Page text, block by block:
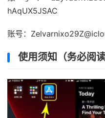
hAqUX5JSAC
账号：
使用须知（务必阅读